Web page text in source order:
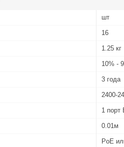
шт
16
1.25 кг
10% -
3 года
2400-
1 порт
0.01м
PoE